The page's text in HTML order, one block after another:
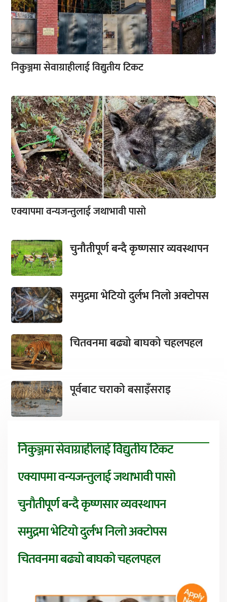
निकुञ्जमा सेवाग्राहीलाई विद्युतीय टिकट
एक्यापमा वन्यजन्तुलाई जथाभावी पासो
चुनौतीपूर्ण बन्दै कृष्णसार व्यवस्थापन
समुद्रमा भेटियो दुर्लभ निलो अक्टोपस
चितवनमा बढ्यो बाघको चहलपहल
पूर्वबाट चराको बसाइँसराइ
निकुञ्जमा सेवाग्राहीलाई विद्युतीय टिकट
एक्यापमा वन्यजन्तुलाई जथाभावी पासो
चुनौतीपूर्ण बन्दै कृष्णसार व्यवस्थापन
समुद्रमा भेटियो दुर्लभ निलो अक्टोपस
चितवनमा बढ्यो बाघको चहलपहल